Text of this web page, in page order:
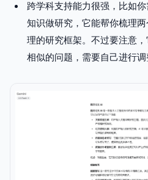
跨学科支持能力很强，比如
知识做研究，它能帮你梳理
理的研究框架。不过要注意
相似的问题，需要自己进行调